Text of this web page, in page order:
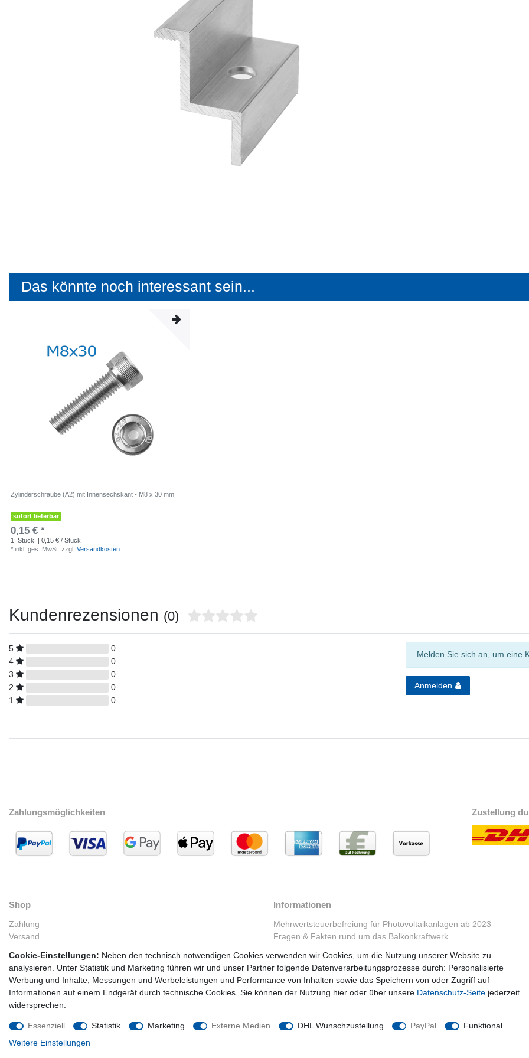
Das könnte noch interessant sein...
Zylinderschraube (A2) mit Innensechskant - M8 x 30 mm
sofort lieferbar
0,15 € *
1 Stück
| 0,15 € / Stück
* inkl. ges. MwSt. zzgl. Versandkosten
Kundenrezensionen (0)
5
0
4
0
3
0
2
0
1
0
Melden Sie sich an, um eine
Anmelden
Zahlungsmöglichkeiten Zustellung
Shop
Zahlung
Versand
Kontakt
Informationen
Mehrwertsteuerbefreiung für Photovoltaikanlagen ab 2023
Fragen & Fakten rund um das Balkonkraftwerk
Cookie-Einstellungen: Neben den technisch notwendigen Cookies verwenden wir Cookies, um die Nutzung unserer Website zu
analysieren. Unter Statistik und Marketing führen wir und unser Partner folgende Datenverarbeitungsprozesse durch: Personalisierte
Werbung und Inhalte, Messungen und Werbeleistungen und Performance von Inhalten sowie das Speichern von oder Zugriff auf
Informationen auf einem Endgerät durch technische Cookies. Sie können der Nutzung hier oder über unsere Datenschutz-Seite jederzeit
widersprechen.
Essenziell Statistik Marketing Externe Medien DHL Wunschzustellung PayPal
Funktional
Weitere Einstellungen